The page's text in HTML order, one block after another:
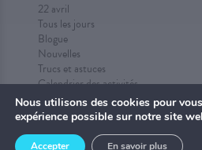
22 avril
Tous les jours
Blogue
Nouvelles
Trucs et astuces
Calendrier des activités
Proposez des activités
Nous utilisons des cookies pour
expérience possible sur notre site
Accepter En savoir plus